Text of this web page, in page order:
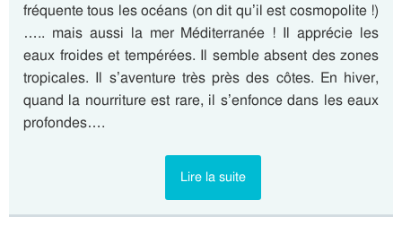
fréquente tous les océans (on dit qu’il est cosmopolite !)
….. mais aussi la mer Méditerranée ! Il apprécie les
eaux froides et tempérées. Il semble absent des zones
tropicales. Il s’aventure très près des côtes. En hiver,
quand la nourriture est rare, il s’enfonce dans les eaux
profondes….
Lire la suite